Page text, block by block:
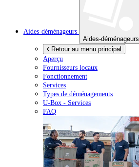
Aides-déménageurs
Aides-déménageurs
Retour au menu principal
Aperçu
Fournisseurs locaux
Fonctionnement
Services
Types de déménagements
U-Box - Services
FAQ